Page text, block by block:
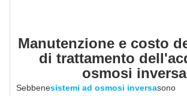
Manutenzione e costo
di trattamento
osmosi inversa
Sebbenesistemi ad osmosi inversasono